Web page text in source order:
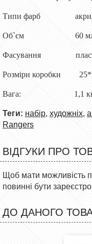
Типи фарб
Об`єм 60
Фасування
Розміри коробки
Вага: 1,1
Теги: набір, художніх,
Rangers
ВІДГУКИ ПРО
Щоб мати можливість
повинні бути
ДО ДАНОГО